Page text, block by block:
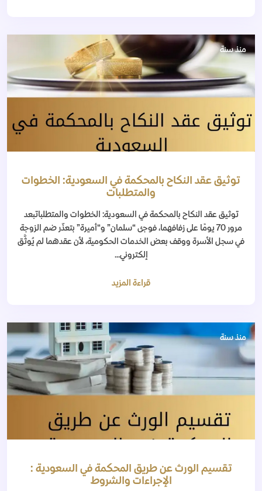
منذ سنة
توثيق عقد النكاح بالمحكمة في السعودية: الخطوات
والمتطلبات
توثيق عقد النكاح بالمحكمة في السعودية: الخطوات والمتطلباتبعد
مرور 70 يومًا على زفافهما، فوجئ “سلمان” و“أميرة” بتعذّر ضم الزوجة
في سجل الأسرة ووقف بعض الخدمات الحكومية، لأن عقدهما لم يُوثَّق
إلكتروني...
قراءة المزيد
منذ سنة
تقسيم الورث عن طريق المحكمة في السعودية :
الإجراءات والشروط